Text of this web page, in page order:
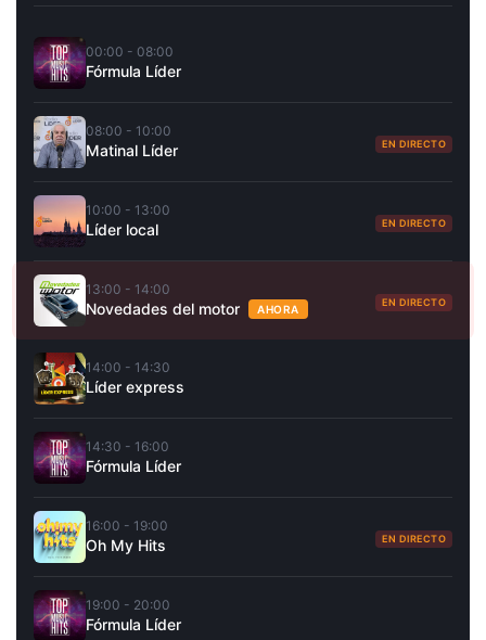
00:00 - 08:00
Fórmula Líder
08:00 - 10:00
Matinal Líder EN DIRECTO
10:00 - 13:00
Líder local EN DIRECTO
13:00 - 14:00
Novedades del motor AHORA
EN DIRECTO
14:00 - 14:30
Líder express
14:30 - 16:00
Fórmula Líder
16:00 - 19:00
Oh My Hits EN DIRECTO
19:00 - 20:00
Fórmula Líder